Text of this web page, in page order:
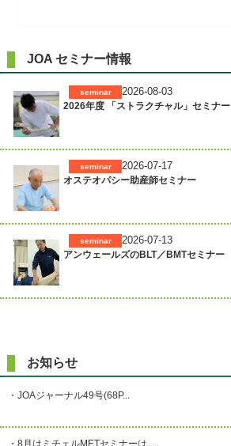
JOA セミナー情報
2026-08-03
seminar
2026年度 「ストラクチャル」セミナー
2026-07-17
seminar
オステオパシー助産師セミナー
2026-07-13
seminar
アンウェールズのBLT／BMTセミナー
お知らせ
・JOAジャーナル49号(68P...
・8月はミチェルMETセミナーは...